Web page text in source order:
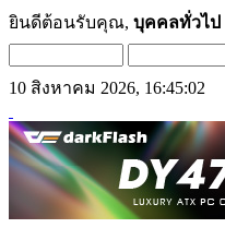
ยินดีต้อนรับคุณ, บุคคลทั่วไป
10 สิงหาคม 2026, 16:45:02